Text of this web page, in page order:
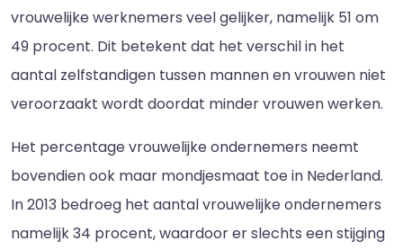
vrouwelijke werknemers veel gelijker, namelijk 51 om
49 procent. Dit betekent dat het verschil in het
aantal zelfstandigen tussen mannen en vrouwen niet
veroorzaakt wordt doordat minder vrouwen werken.
Het percentage vrouwelijke ondernemers neemt
bovendien ook maar mondjesmaat toe in Nederland.
In 2013 bedroeg het aantal vrouwelijke ondernemers
namelijk 34 procent, waardoor er slechts een stijging